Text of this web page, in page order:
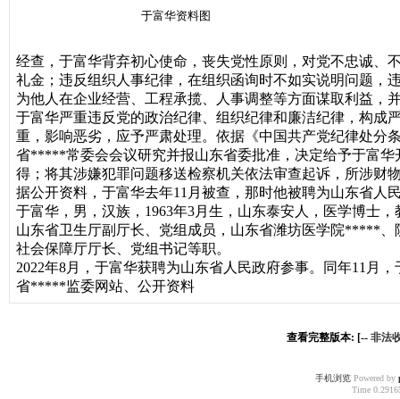
于富华资料图
经查，于富华背弃初心使命，丧失党性原则，对党不忠诚、
礼金；违反组织人事纪律，在组织函询时不如实说明问题，
为他人在企业经营、工程承揽、人事调整等方面谋取利益，
于富华严重违反党的政治纪律、组织纪律和廉洁纪律，构
重，影响恶劣，应予严肃处理。依据《中国共产党纪律处
省*****常委会会议研究并报山东省委批准，决定给予于富
得；将其涉嫌犯罪问题移送检察机关依法审查起诉，所涉财
据公开资料，于富华去年11月被查，那时他被聘为山东省人
于富华，男，汉族，1963年3月生，山东泰安人，医学博士
山东省卫生厅副厅长、党组成员，山东省潍坊医学院*****
社会保障厅厅长、党组书记等职。
2022年8月，于富华获聘为山东省人民政府参事。同年11月
省*****监委网站、公开资料
查看完整版本: [-- 非法
手机浏览Powered by
Time